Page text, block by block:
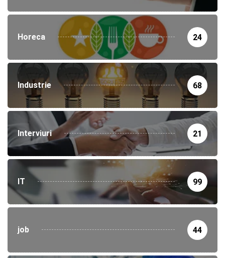
Horeca 24
Industrie 68
Interviuri 21
IT 99
job 44